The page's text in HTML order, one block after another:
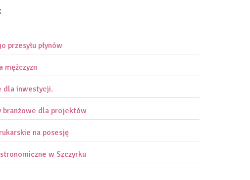
przesyłu płynów
mężczyzn
dla inwestycji.
branżowe dla projektów
na posesję
w Szczyrku